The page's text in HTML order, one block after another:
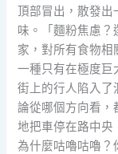
頂部冒出，散發
味。「麵粉焦慮？
家，對所有食物相
一種只有在極度巨
街上的行人陷入了
論從哪個方向看，
地把車停在路中央
為什麼咕嚕咕嚕？